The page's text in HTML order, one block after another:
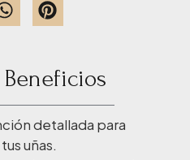
Beneficios
detallada para
uñas.